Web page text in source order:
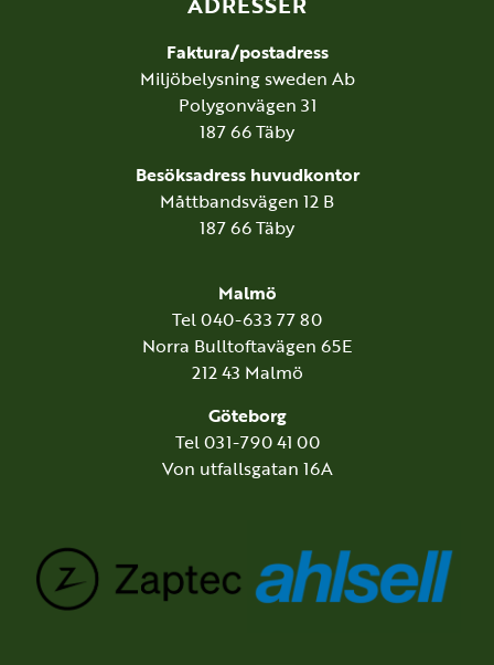
Faktura/postadress
Miljöbelysning sweden Ab
Polygonvägen 31
187 66 Täby
Besöksadress huvudkontor
Måttbandsvägen 12 B
187 66 Täby
Malmö
Tel 040-633 77 80
Norra Bulltoftavägen 65E
212 43 Malmö
Göteborg
Tel 031-790 41 00
Von utfallsgatan 16A